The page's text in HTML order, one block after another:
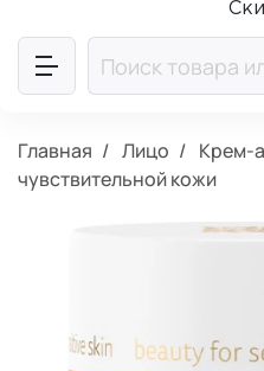
Главная Лицо
Крем-
чувствительной кожи